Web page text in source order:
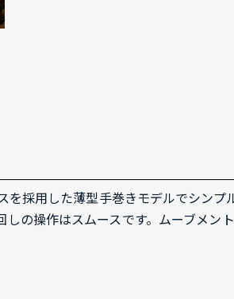
採用した薄型手巻きモデルでシン
の操作はスムースです。ムーブメン